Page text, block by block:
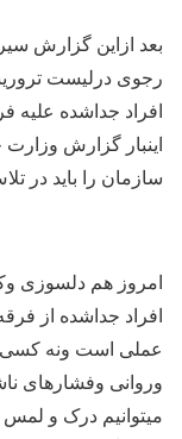
بعد ازاین گزارش
رجوی درلیست
افراد جداشده علیه
اینبار گزارش
سازمان را باید در
امروز هم دلسوزی
افراد جداشده از
عملی است ونه کسی
وروانی وفشارهای
میتوانیم درک و